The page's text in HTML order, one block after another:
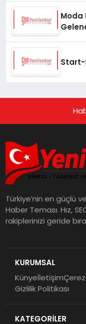
Moda
Start-
Türkiye’nin en güçlü
Haber Teması. Hız,
rakiplerinizi geride
KURUMSAL
KünyeİletişimÇerez
Gizlilik Politikası
KATEGORİLER